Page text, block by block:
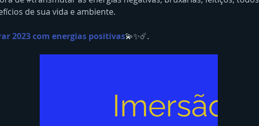
de sua vida e ambiente.
2023 com energias positivas💫✨☄️.